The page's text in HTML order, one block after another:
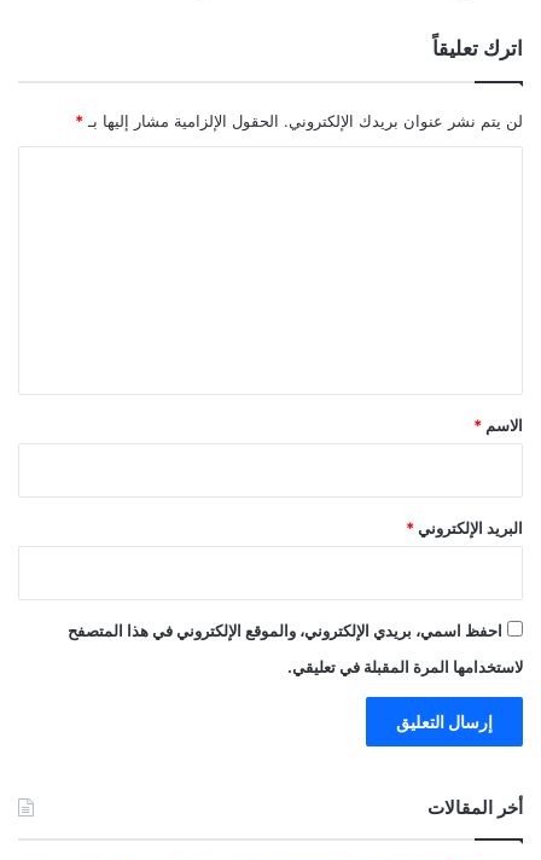
اترك تعليقاً
لن يتم نشر عنوان بريدك الإلكتروني. الحقول الإلزامية مشار إليها بـ *
*
الاسم *
البريد الإلكتروني *
احفظ اسمي، بريدي الإلكتروني، والموقع الإلكتروني في هذا المتصفح
لاستخدامها المرة المقبلة في تعليقي.
أخر المقالات